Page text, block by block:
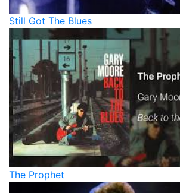
Still Got The Blues
The Prophet